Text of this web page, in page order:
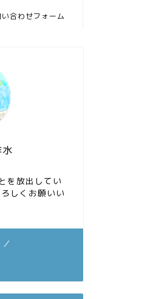
い合わせフォーム
を放出してい
しくお願いい